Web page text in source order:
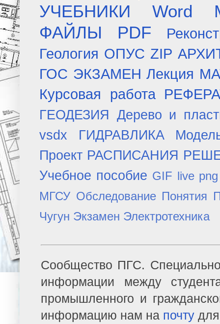
УЧЕБНИКИ
Word
ФАЙЛЫ
PDF
Геология ОПУС ZIP
ГОС ЭКЗАМЕН Лекция
Курсовая работа
ГЕОДЕЗИЯ Дерево и
vsdx
ГИДРАВЛИКА
Проект РАСПИСАНИЯ
Учебное пособие GIF live png
МГСУ Обследование Понятия
Чугун Экзамен Электротехника
Сообщество ПГС.
информации между
промышленного и
информацию нам на почту